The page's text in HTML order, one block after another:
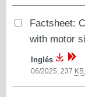
Factsheet:
with motor
Inglés
06/2025, 237 KB